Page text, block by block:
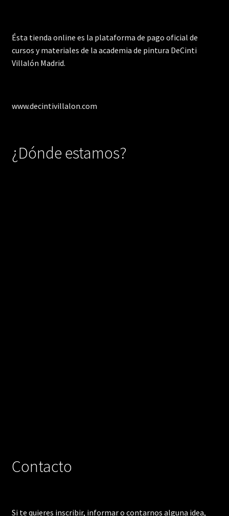
Ésta tienda online es la plataforma de pago oficial de
cursos y materiales de la academia de pintura DeCinti
Villalón Madrid.
www.decintivillalon.com
¿Dónde estamos?
Contacto
Si te quieres inscribir, informar o contarnos alguna idea,